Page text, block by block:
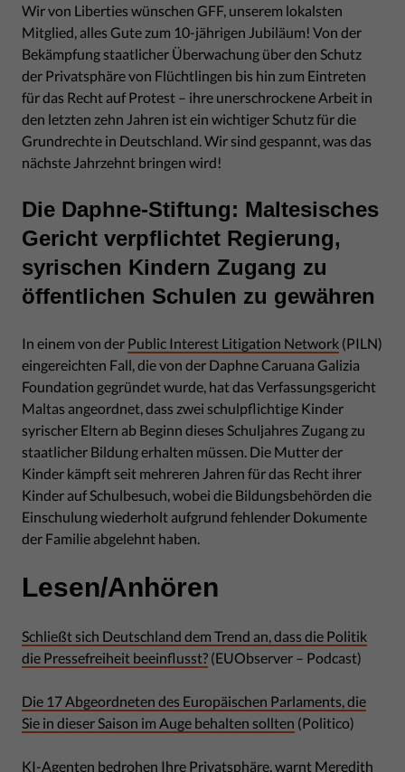
Wir von Liberties wünschen GFF, unserem lokalsten
Mitglied, alles Gute zum 10-jährigen Jubiläum! Von der
Bekämpfung staatlicher Überwachung über den Schutz
der Privatsphäre von Flüchtlingen bis hin zum Eintreten
für das Recht auf Protest – ihre unerschrockene Arbeit in
den letzten zehn Jahren ist ein wichtiger Schutz für die
Grundrechte in Deutschland. Wir sind gespannt, was das
nächste Jahrzehnt bringen wird!
Die Daphne-Stiftung: Maltesisches
Gericht verpflichtet Regierung,
syrischen Kindern Zugang zu
öffentlichen Schulen zu gewähren
In einem von der Public Interest Litigation Network (PILN)
eingereichten Fall, die von der Daphne Caruana Galizia
Foundation gegründet wurde, hat das Verfassungsgericht
Maltas angeordnet, dass zwei schulpflichtige Kinder
syrischer Eltern ab Beginn dieses Schuljahres Zugang zu
staatlicher Bildung erhalten müssen. Die Mutter der
Kinder kämpft seit mehreren Jahren für das Recht ihrer
Kinder auf Schulbesuch, wobei die Bildungsbehörden die
Einschulung wiederholt aufgrund fehlender Dokumente
der Familie abgelehnt haben.
Lesen/Anhören
Schließt sich Deutschland dem Trend an, dass die Politik
die Pressefreiheit beeinflusst? (EUObserver – Podcast)
Die 17 Abgeordneten des Europäischen Parlaments, die
Sie in dieser Saison im Auge behalten sollten (Politico)
KI-Agenten bedrohen Ihre Privatsphäre, warnt Meredith